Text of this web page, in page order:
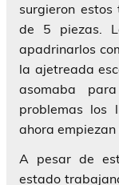
surgieron
de 5 piezas.
apadrinarlos
la ajetreada
asomaba
problemas los
ahora empiezan
A pesar de
estado